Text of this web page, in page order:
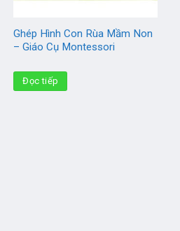
Ghép Hình Con Rùa Mầm Non
– Giáo Cụ Montessori
Đọc tiếp